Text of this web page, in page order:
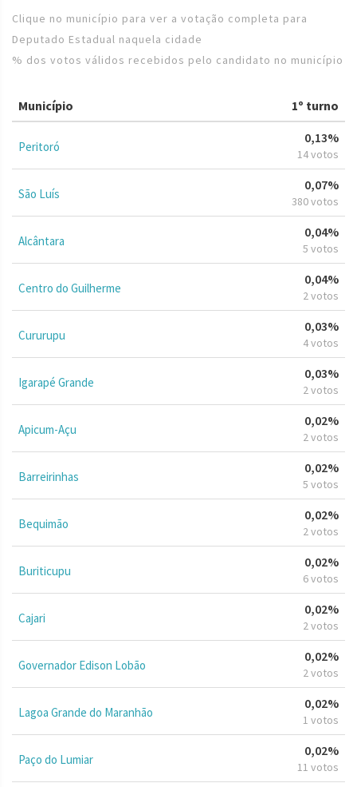
Clique no município para ver a votação completa para
Deputado Estadual naquela cidade
% dos votos válidos recebidos pelo candidato no município
Município 1º turno
Peritoró
0,13%
14 votos
São Luís
0,07%
380 votos
Alcântara
0,04%
5 votos
Centro do Guilherme
0,04%
2 votos
Cururupu
0,03%
4 votos
Igarapé Grande
0,03%
2 votos
Apicum-Açu
0,02%
2 votos
Barreirinhas
0,02%
5 votos
Bequimão
0,02%
2 votos
Buriticupu
0,02%
6 votos
Cajari
0,02%
2 votos
Governador Edison Lobão
0,02%
2 votos
Lagoa Grande do Maranhão
0,02%
1 votos
Paço do Lumiar
0,02%
11 votos